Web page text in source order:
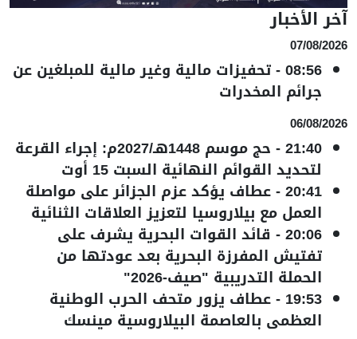
آخر الأخبار
07/08/2026
08:56
-تحفيزات مالية وغير مالية للمبلغين عن
جرائم المخدرات
06/08/2026
21:40
- حج موسم 1448هـ/2027م: إجراء القرعة
لتحديد القوائم النهائية السبت 15 أوت
20:41
-عطاف يؤكد عزم الجزائر على مواصلة
العمل مع بيلاروسيا لتعزيز العلاقات الثنائية
20:06
- قائد القوات البحرية يشرف على
تفتيش المفرزة البحرية بعد عودتها من
الحملة التدريبية "صيف-2026"
19:53
-عطاف يزور متحف الحرب الوطنية
العظمى بالعاصمة البيلاروسية مينسك